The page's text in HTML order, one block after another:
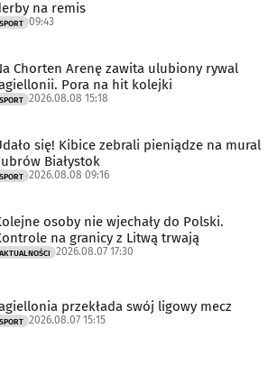
na remis
SPORT 09:43
Chorten Arenę zawita ulubiony rywal
Pora na hit kolejki
SPORT 2026.08.08 15:18
się! Kibice zebrali pieniądze na mural
Białystok
SPORT 2026.08.08 09:16
osoby nie wjechały do Polski.
na granicy z Litwą trwają
AKTUALNOŚCI 2026.08.07 17:30
przekłada swój ligowy mecz
SPORT 2026.08.07 15:15